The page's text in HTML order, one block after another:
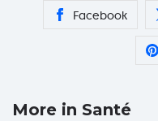
Facebook
More in Santé